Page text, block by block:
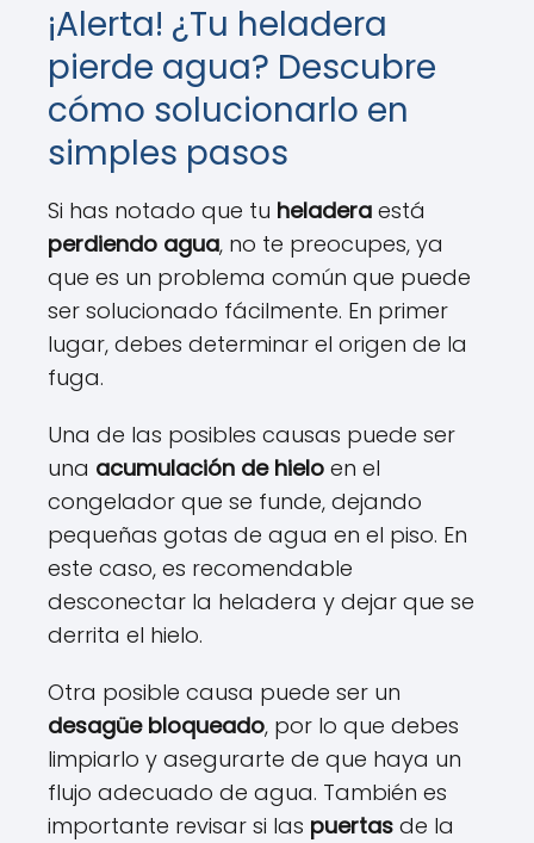
¡Alerta! ¿Tu heladera
pierde agua? Descubre
cómo solucionarlo en
simples pasos
Si has notado que tu heladera está
perdiendo agua, no te preocupes, ya
que es un problema común que puede
ser solucionado fácilmente. En primer
lugar, debes determinar el origen de la
fuga.
Una de las posibles causas puede ser
una acumulación de hielo en el
congelador que se funde, dejando
pequeñas gotas de agua en el piso. En
este caso, es recomendable
desconectar la heladera y dejar que se
derrita el hielo.
Otra posible causa puede ser un
desagüe bloqueado, por lo que debes
limpiarlo y asegurarte de que haya un
flujo adecuado de agua. También es
importante revisar si las puertas de la